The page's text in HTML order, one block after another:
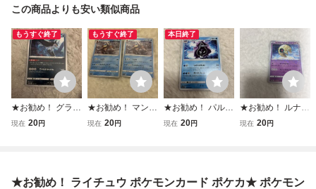
この商品よりも安い類似商品
もうすぐ終了
★お勧め！ グラエ
ナ ポケモンカード
現在 20円
もうすぐ終了
★お勧め！ マンム
ー ポケモンカード
現在 20円
本日終了
★お勧め！ パルシ
ェン ポケモンカー
現在 20円
★お勧め！ ルナト
ーン ポケモンカー
現在 20円
★お勧め！ ライチュウ ポケモンカード ポケカ★ ポケモン